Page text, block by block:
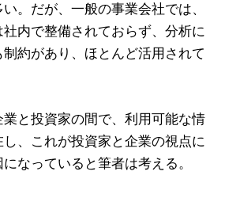
。だが、⼀般の事業会社では、
内で整備されておらず、分析に
約があり、ほとんど活⽤されて
と投資家の間で、利⽤可能な情
、これが投資家と企業の視点に
なっていると筆者は考える。